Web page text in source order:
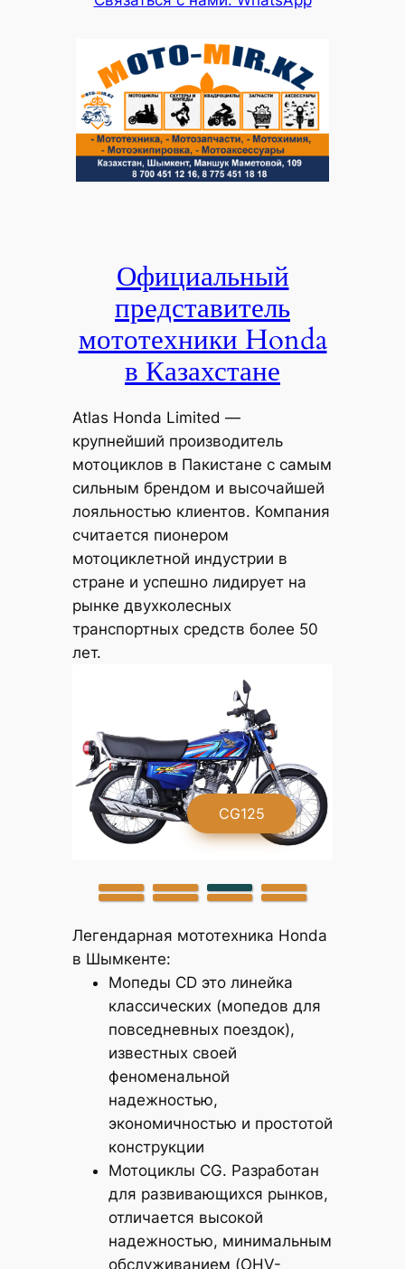
Официальный
представитель
мототехники Honda
в Казахстане
Atlas Honda Limited —
крупнейший производитель
мотоциклов в Пакистане с самым
сильным брендом и высочайшей
лояльностью клиентов. Компания
считается пионером
мотоциклетной индустрии в
стране и успешно лидирует на
рынке двухколесных
транспортных средств более 50
лет.
CG125
Легендарная мототехника Honda
в Шымкенте:
Мопеды CD это линейка
классических (мопедов для
повседневных поездок),
известных своей
феноменальной
надежностью,
экономичностью и простотой
конструкции
Мотоциклы CG. Разработан
для развивающихся рынков,
отличается высокой
надежностью, минимальным
обслуживанием (OHV-